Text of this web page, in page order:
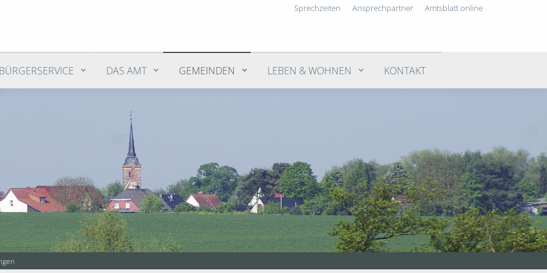
Sprechzeiten Ansprechpartner Amtsblatt online
BÜRGERSERVICE DAS AMT GEMEINDEN LEBEN & WOHNEN KONTAKT